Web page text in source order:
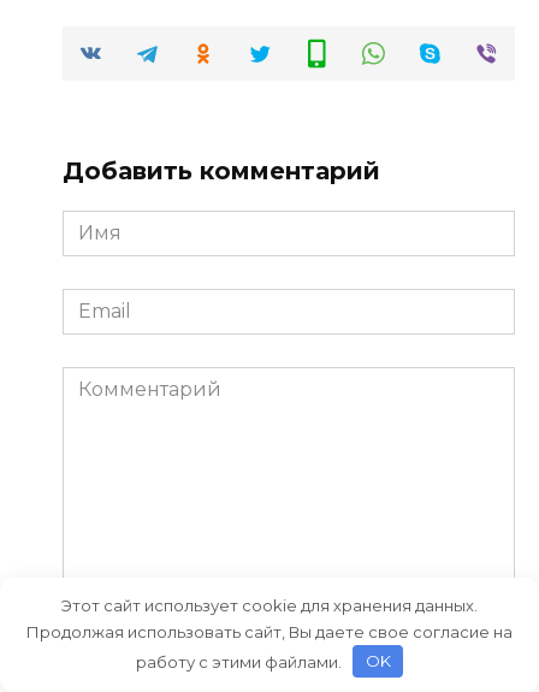
Добавить комментарий
Имя
*
Email
*
Комментарий
Сохранить моё имя, email и адрес сайта в этом
Этот сайт использует cookie для хранения данных.
Продолжая использовать сайт, Вы даете свое согласие на
работу с этими файлами.
OK